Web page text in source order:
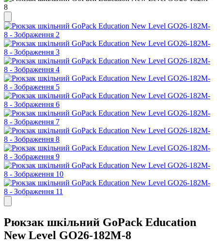
Рюкзак шкільний GoPack Education
New Level GO26-182M-8